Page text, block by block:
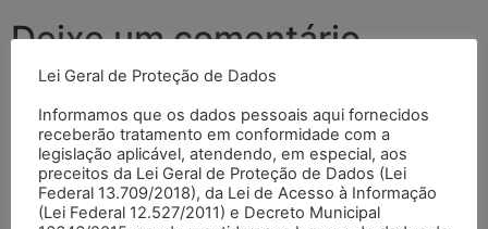
Deixe um comentário
O seu endereço de e-mail não será publicado.
obrigatórios são marcados com*
Comentário *
Lei Geral de Proteção de Dados
Informamos que os dados pessoais aqui fornecidos
receberão tratamento em conformidade com a
legislação aplicável, atendendo, em especial, aos
preceitos da Lei Geral de Proteção de Dados (Lei
Federal 13.709/2018), da Lei de Acesso à Informação
(Lei Federal 12.527/2011) e Decreto Municipal